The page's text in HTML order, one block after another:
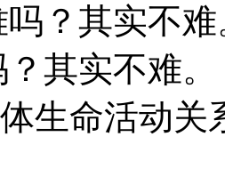
吗？其实不
？其实不难
生命活动关